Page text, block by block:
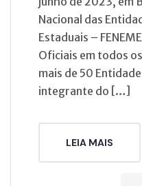
Nacional das
Estaduais –
Oficiais em todos
mais de 50
integrante do […]
LEIA MAIS